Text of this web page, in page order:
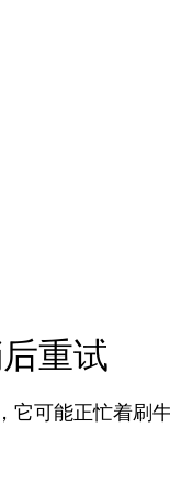
重试
它可能正忙着刷